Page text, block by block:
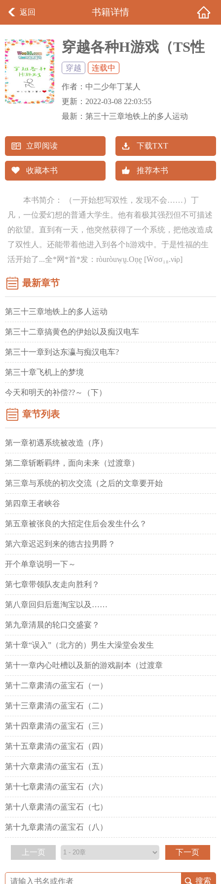
返回 书籍详情
穿越各种H游戏（TS性
转）
穿越 连载中
作者： 中二少年丁某人
更新： 2022-03-08 22:03:55
最新： 第三十三章地铁上的多人运动
立即阅读 下载TXT
收藏本书 推荐本书
本书简介： （一开始想写双性，发现不会……）丁
凡，一位爱幻想的普通大学生。他有着极其强烈但不可描述
的欲望。直到有一天，他突然获得了一个系统，把他改造成
了双性人。还能带着他进入到各个h游戏中。于是性福的生
活开始了...全*网*首*发：ròuròuẉṵ.Oṇḛ [Ẅσσ₁₈.νɨρ]
最新章节
第三十三章地铁上的多人运动
第三十二章搞黄色的伊始以及痴汉电车
第三十一章到达东瀛与痴汉电车?
第三十章飞机上的梦境
今天和明天的补偿??～（下）
章节列表
第一章初遇系统被改造（序）
第二章斩断羁绊，面向未来（过渡章）
第三章与系统的初次交流（之后的文章要开始
第四章王者峡谷
第五章被张良的大招定住后会发生什么？
第六章迟迟到来的德古拉男爵？
开个单章说明一下～
第七章带领队友走向胜利？
第八章回归后逛淘宝以及……
第九章清晨的轮口交盛宴？
第十章“误入”（北方的）男生大澡堂会发生
第十一章内心吐槽以及新的游戏副本（过渡章
第十二章肃清の蓝宝石（一）
第十三章肃清の蓝宝石（二）
第十四章肃清の蓝宝石（三）
第十五章肃清の蓝宝石（四）
第十六章肃清の蓝宝石（五）
第十七章肃清の蓝宝石（六）
第十八章肃清の蓝宝石（七）
第十九章肃清の蓝宝石（八）
上一页 下一页